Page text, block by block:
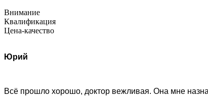
Внимание
Квалификация
Цена-качество
Юрий
Всё прошло хорошо, доктор вежливая. Она мне